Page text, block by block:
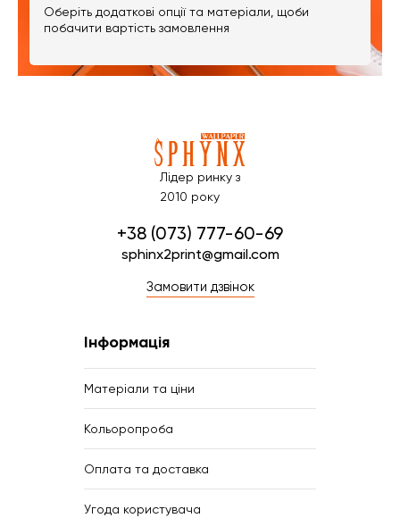
Оберіть додаткові опції та матеріали, щоби
побачити вартість замовлення
Лідер ринку з
2010 року
+38 (073) 777-60-69
sphinx2print@gmail.com
Замовити дзвінок
Інформація
Матеріали та ціни
Кольоропроба
Оплата та доставка
Угода користувача